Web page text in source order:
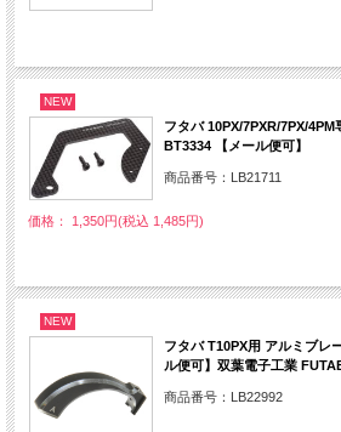
NEW
フタバ 10PX/7PXR/7PX/
BT3334 【メール便可】
商品番号：LB21711
価格： 1,350円(税込 1,485円)
NEW
フタバ T10PX用 アルミブレ
ル便可】双葉電子工業
商品番号：LB22992